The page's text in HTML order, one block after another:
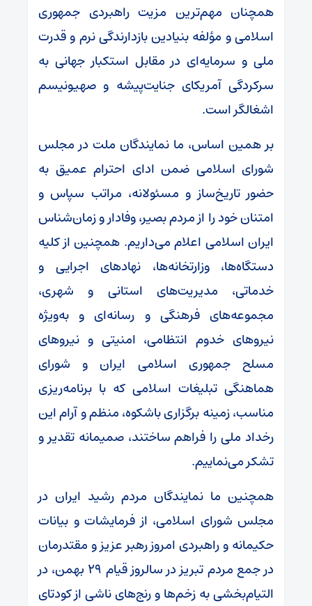
همچنان مهم‌ترین مزیت راهبردی جمهوری
اسلامی و مؤلفه بنیادین بازدارندگی نرم و قدرت
ملی و سرمایه‌ای در مقابل استکبار جهانی به
سرکردگی آمریکای جنایت‌پیشه و صهیونیسم
اشغالگر است.
بر همین اساس، ما نمایندگان ملت در مجلس
شورای اسلامی ضمن ادای احترام عمیق به
حضور تاریخ‌ساز و مسئولانه، مراتب سپاس و
امتنان خود را از مردم بصیر، وفادار و زمان‌شناس
ایران اسلامی اعلام می‌داریم. همچنین از کلیه
دستگاه‌ها، وزارتخانه‌ها، نهادهای اجرایی و
خدماتی، مدیریت‌های استانی و شهری،
مجموعه‌های فرهنگی و رسانه‌ای و به‌ویژه
نیروهای خدوم انتظامی، امنیتی و نیروهای
مسلح جمهوری اسلامی ایران و شورای
هماهنگی تبلیغات اسلامی که با برنامه‌ریزی
مناسب، زمینه برگزاری باشکوه، منظم و آرام این
رخداد ملی را فراهم ساختند، صمیمانه تقدیر و
تشکر می‌نماییم.
همچنین ما نمایندگان مردم رشید ایران در
مجلس شورای اسلامی، از فرمایشات و بیانات
حکیمانه و راهبردی امروز رهبر عزیز و مقتدرمان
در جمع مردم تبریز در سالروز قیام ۲۹ بهمن، در
التیام‌بخشی به زخم‌ها و رنج‌های ناشی از کودتای